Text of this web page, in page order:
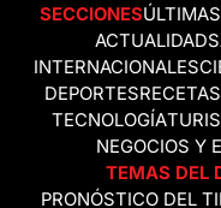
SECCIONES
ACTUALIDAD
INTERNACIONALES
DEPORTESRECETAS
TECNOLOGÍA
NEGOCIOS Y
TEMAS DEL
PRONÓSTICO DEL